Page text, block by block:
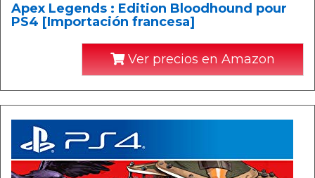
Apex Legends : Edition Bloodhound pour
PS4 [Importación francesa]
Ver precios en Amazon